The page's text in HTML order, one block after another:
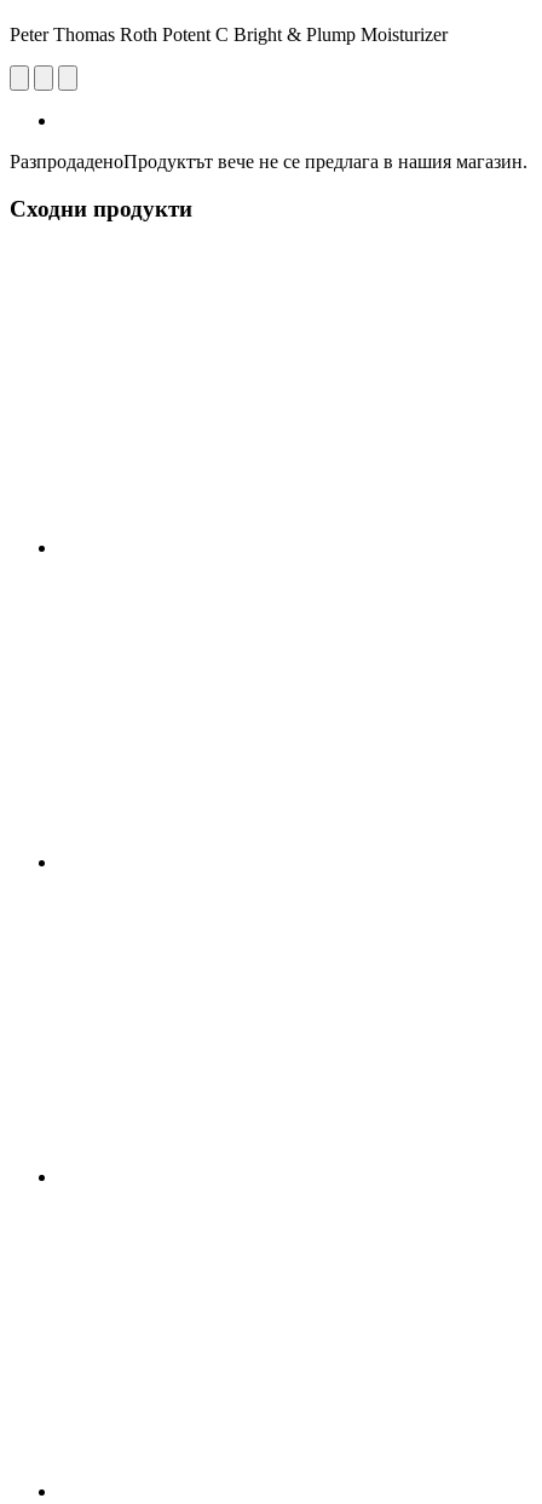
Peter Thomas Roth Potent C Bright & Plump Moisturizer
РазпродаденоПродуктът вече не се предлага в нашия магазин.
Сходни продукти